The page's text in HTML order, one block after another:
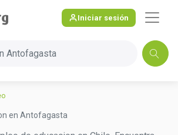
Iniciar sesión
Antofagasta
en Antofagasta